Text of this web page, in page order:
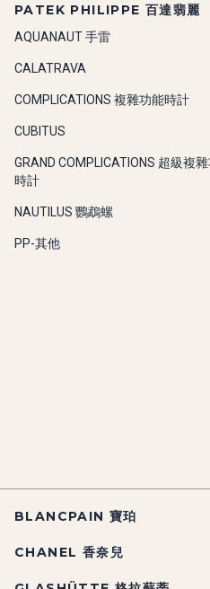
PATEK PHILIPPE 百達翡麗
AQUANAUT 手雷
CALATRAVA
COMPLICATIONS 複雜功能時計
CUBITUS
GRAND COMPLICATIONS 超級複
時計
NAUTILUS 鸚鵡螺
PP-其他
BLANCPAIN 寶珀
CHANEL 香奈兒